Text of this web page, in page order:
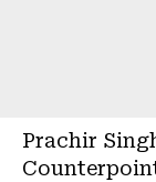
Prachir